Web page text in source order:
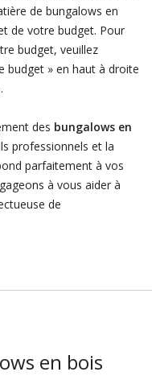
de bungalows en
de votre budget. Pour
budget, veuillez
budget » en haut à droite
des bungalows en
professionnels et la
parfaitement à vos
à vous aider à
de
en bois